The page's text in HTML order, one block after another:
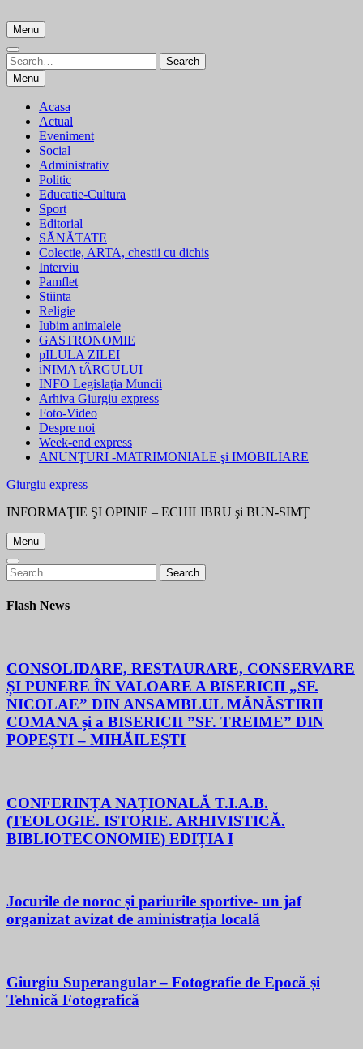
to
content
Menu
Search
for:
Search
Menu
Acasa
Actual
Eveniment
Social
Administrativ
Politic
Educatie-Cultura
Sport
Editorial
SĂNĂTATE
Colectie, ARTA, chestii cu dichis
Interviu
Pamflet
Stiinta
Religie
Iubim animalele
GASTRONOMIE
pILULA ZILEI
iNIMA tÂRGULUI
INFO Legislaţia Muncii
Arhiva Giurgiu express
Foto-Video
Despre noi
Week-end express
ANUNŢURI -MATRIMONIALE şi IMOBILIARE
Giurgiu express
INFORMAŢIE ŞI OPINIE – ECHILIBRU şi BUN-SIMŢ
Menu
Search
for:
Search
Flash News
CONSOLIDARE, RESTAURARE, CONSERVARE
ȘI PUNERE ÎN VALOARE A BISERICII „SF.
NICOLAE” DIN ANSAMBLUL MĂNĂSTIRII
COMANA și a BISERICII ”SF. TREIME” DIN
POPEȘTI – MIHĂILEȘTI
CONFERINȚA NAȚIONALĂ T.I.A.B.
(TEOLOGIE. ISTORIE. ARHIVISTICĂ.
BIBLIOTECONOMIE) EDIȚIA I
Jocurile de noroc și pariurile sportive- un jaf
organizat avizat de aministrația locală
Giurgiu Superangular – Fotografie de Epocă și
Tehnică Fotografică